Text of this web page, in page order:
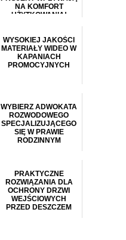
NA KOMFORT
UŻYTKOWANIA!
WYSOKIEJ JAKOŚCI
MATERIAŁY WIDEO W
KAPANIACH
PROMOCYJNYCH
WYBIERZ ADWOKATA
ROZWODOWEGO
SPECJALIZUJĄCEGO
SIĘ W PRAWIE
RODZINNYM
PRAKTYCZNE
ROZWIĄZANIA DLA
OCHRONY DRZWI
WEJŚCIOWYCH
PRZED DESZCZEM